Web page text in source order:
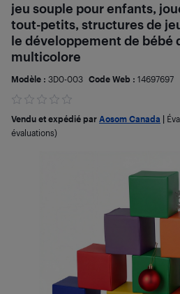
jeu souple pour enfants,
tout-petits, structures de
le développement de bébé
multicolore
Modèle : 3D0-003 Code Web : 14697697
Vendu et expédié par Aosom Canada
évaluations)